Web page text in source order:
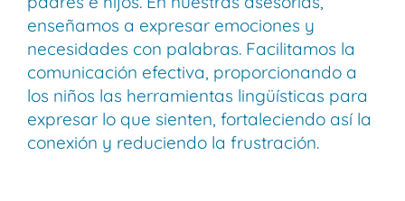
enseñamos a expresar emociones y
necesidades con palabras. Facilitamos la
comunicación efectiva, proporcionando a
los niños las herramientas lingüísticas para
expresar lo que sienten, fortaleciendo así la
conexión y reduciendo la frustración.